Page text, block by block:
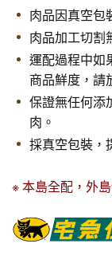
肉品因真空包
肉品加工切割
運配過程中如
商品鮮度，請
保證無任何添
肉。
採真空包裝，
※ 本島全配，外